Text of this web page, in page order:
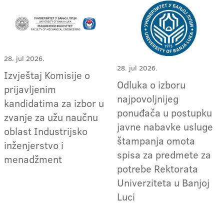
28. jul 2026.
Izvještaj Komisije o
prijavljenim
kandidatima za izbor u
zvanje za užu naučnu
oblast Industrijsko
inženjerstvo i
menadžment
28. jul 2026.
Odluka o izboru
najpovoljnijeg
ponuđača u postupku
javne nabavke usluge
štampanja omota
spisa za predmete za
potrebe Rektorata
Univerziteta u Banjoj
Luci